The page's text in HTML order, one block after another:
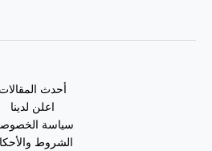
أحدث المقالات
اعلن لدينا
سياسة
الشروط